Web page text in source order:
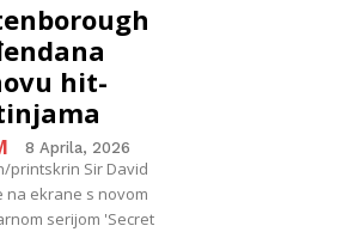
hit-
8 Aprila, 2026
printskrin Sir David
na ekrane s novom
serijom 'Secret